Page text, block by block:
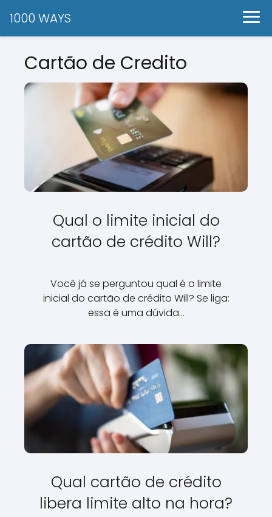
1000 WAYS
Cartão de Credito
Qual o limite inicial do
cartão de crédito Will?
Você já se perguntou qual é o limite
inicial do cartão de crédito Will? Se liga:
essa é uma dúvida…
Qual cartão de crédito
libera limite alto na hora?